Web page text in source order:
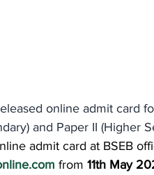
online admit card
and Paper II (Higher
admit card at BSEB
from 11th May